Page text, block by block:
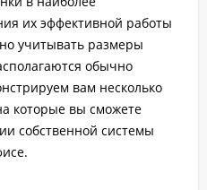
их эффективной работы
учитывать размеры
обычно
вам несколько
которые вы сможете
собственной системы